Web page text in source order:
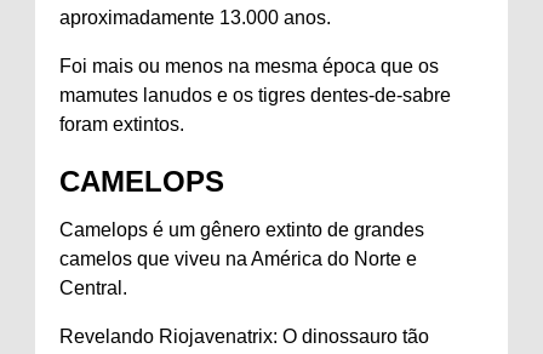
aproximadamente 13.000 anos.
Foi mais ou menos na mesma época que os
mamutes lanudos e os tigres dentes-de-sabre
foram extintos.
CAMELOPS
Camelops é um gênero extinto de grandes
camelos que viveu na América do Norte e
Central.
Revelando Riojavenatrix: O dinossauro tão